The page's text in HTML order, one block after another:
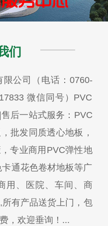
们
公司（电话：0760-
微信同号）PVC
后一站式服务：PVC
批发同质透心地板，
专业商用PVC弹性地
通花色卷材地板等广
用、医院、车间、商
有产品送货上门，包
，欢迎垂询！...